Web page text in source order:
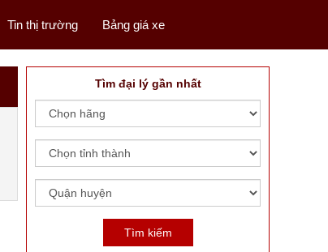
Tin thị trường Bảng giá xe
Tìm đại lý gần nhất